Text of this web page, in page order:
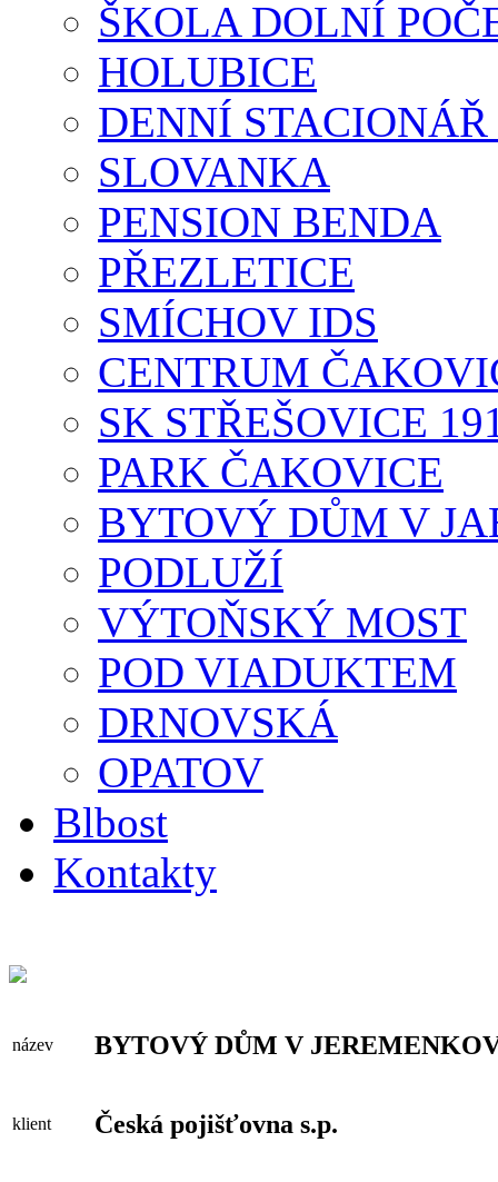
ŠKOLA DOLNÍ
HOLUBICE
DENNÍ
SLOVANKA
PENSION BENDA
PŘEZLETICE
SMÍCHOV IDS
CENTRUM
SK STŘEŠOVICE
PARK ČAKOVICE
BYTOVÝ DŮM V
PODLUŽÍ
VÝTOŇSKÝ MOST
POD VIADUKTEM
DRNOVSKÁ
OPATOV
Blbost
Kontakty
název BYTOVÝ DŮM V
klient Česká pojišťovna s.p.